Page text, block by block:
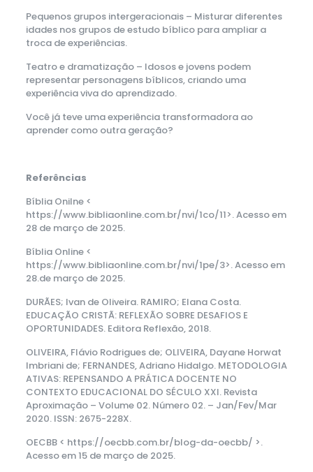
Pequenos grupos intergeracionais – Misturar diferentes
idades nos grupos de estudo bíblico para ampliar a
troca de experiências.
Teatro e dramatização – Idosos e jovens podem
representar personagens bíblicos, criando uma
experiência viva do aprendizado.
Você já teve uma experiência transformadora ao
aprender como outra geração?
Referências
Bíblia Onilne <
https://www.bibliaonline.com.br/nvi/1co/11>. Acesso em
28 de março de 2025.
Bíblia Online <
https://www.bibliaonline.com.br/nvi/1pe/3>. Acesso em
28.de março de 2025.
DURÃES; Ivan de Oliveira. RAMIRO; Elana Costa.
EDUCAÇÃO CRISTÃ: REFLEXÃO SOBRE DESAFIOS E
OPORTUNIDADES. Editora Reflexão, 2018.
OLIVEIRA, Flávio Rodrigues de; OLIVEIRA, Dayane Horwat
Imbriani de; FERNANDES, Adriano Hidalgo. METODOLOGIA
ATIVAS: REPENSANDO A PRÁTICA DOCENTE NO
CONTEXTO EDUCACIONAL DO SÉCULO XXI. Revista
Aproximação – Volume 02. Número 02. – Jan/Fev/Mar
2020. ISSN: 2675-228X.
OECBB < https://oecbb.com.br/blog-da-oecbb/ >.
Acesso em 15 de março de 2025.